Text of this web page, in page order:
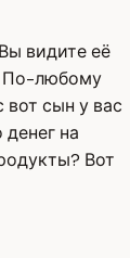
видите её
По-любому
вот сын у вас
на
Вот